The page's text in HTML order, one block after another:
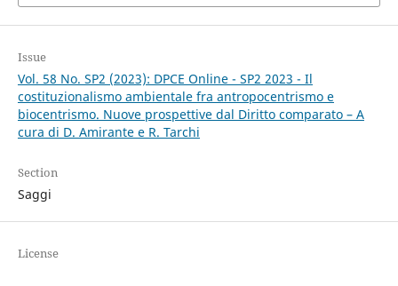
Issue
Vol. 58 No. SP2 (2023): DPCE Online - SP2 2023 - Il
costituzionalismo ambientale fra antropocentrismo e
biocentrismo. Nuove prospettive dal Diritto comparato – A
cura di D. Amirante e R. Tarchi
Section
Saggi
License